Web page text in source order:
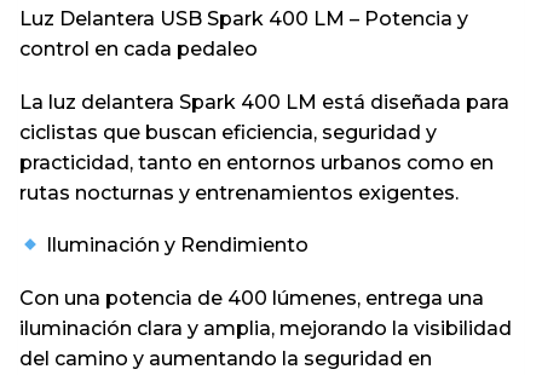
Luz Delantera USB Spark 400 LM – Potencia y
control en cada pedaleo
La luz delantera Spark 400 LM está diseñada para
ciclistas que buscan eficiencia, seguridad y
practicidad, tanto en entornos urbanos como en
rutas nocturnas y entrenamientos exigentes.
Iluminación y Rendimiento
Con una potencia de 400 lúmenes, entrega una
iluminación clara y amplia, mejorando la visibilidad
del camino y aumentando la seguridad en